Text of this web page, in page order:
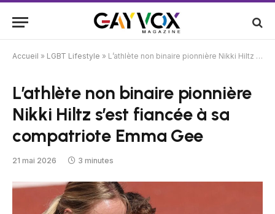
Accueil » LGBT Lifestyle » L’athlète non binaire pionnière Nikki Hiltz s’est fiancée à sa compatriote Emma Gee
L’athlète non binaire pionnière
Nikki Hiltz s’est fiancée à sa
compatriote Emma Gee
21 mai 2026 3 minutes